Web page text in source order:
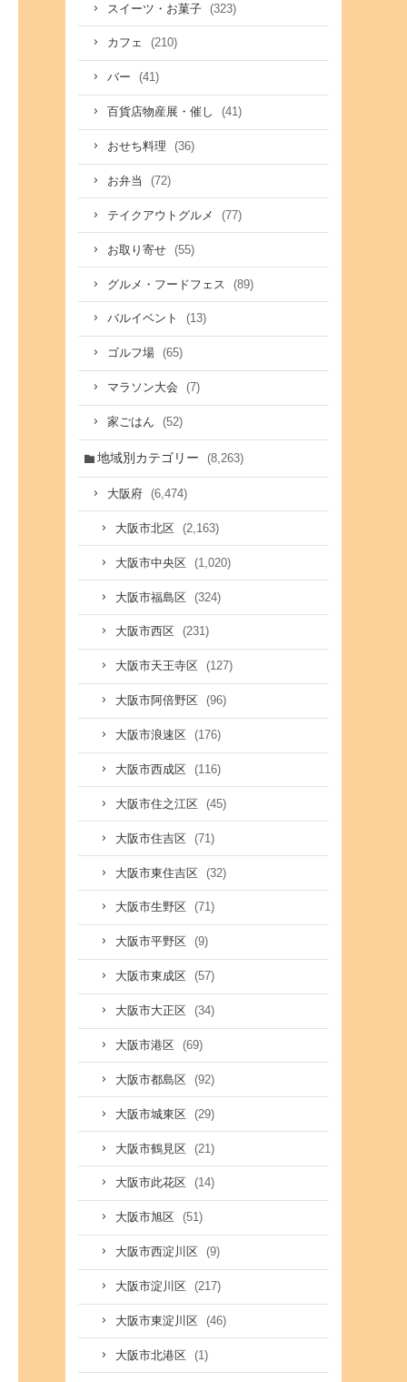
スイーツ・お菓子 (323)
カフェ (210)
バー (41)
百貨店物産展・催し (41)
おせち料理 (36)
お弁当 (72)
テイクアウトグルメ (77)
お取り寄せ (55)
グルメ・フードフェス (89)
バルイベント (13)
ゴルフ場 (65)
マラソン大会 (7)
家ごはん (52)
地域別カテゴリー (8,263)
大阪府 (6,474)
大阪市北区 (2,163)
大阪市中央区 (1,020)
大阪市福島区 (324)
大阪市西区 (231)
大阪市天王寺区 (127)
大阪市阿倍野区 (96)
大阪市浪速区 (176)
大阪市西成区 (116)
大阪市住之江区 (45)
大阪市住吉区 (71)
大阪市東住吉区 (32)
大阪市生野区 (71)
大阪市平野区 (9)
大阪市東成区 (57)
大阪市大正区 (34)
大阪市港区 (69)
大阪市都島区 (92)
大阪市城東区 (29)
大阪市鶴見区 (21)
大阪市此花区 (14)
大阪市旭区 (51)
大阪市西淀川区 (9)
大阪市淀川区 (217)
大阪市東淀川区 (46)
大阪市北港区 (1)